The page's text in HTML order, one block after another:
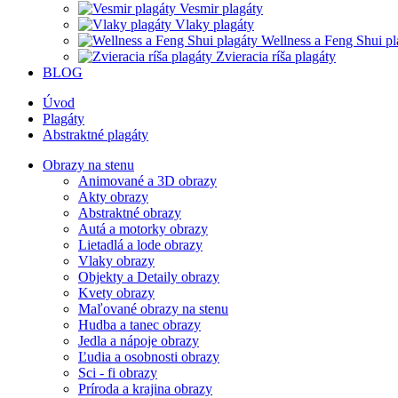
Vesmir plagáty
Vlaky plagáty
Wellness a Feng Shui
Zvieracia ríša plagáty
BLOG
Úvod
Plagáty
Abstraktné plagáty
Obrazy na stenu
Animované a 3D obrazy
Akty obrazy
Abstraktné obrazy
Autá a motorky obrazy
Lietadlá a lode obrazy
Vlaky obrazy
Objekty a Detaily obrazy
Kvety obrazy
Maľované obrazy na stenu
Hudba a tanec obrazy
Jedla a nápoje obrazy
Ľudia a osobnosti obrazy
Sci - fi obrazy
Príroda a krajina obrazy